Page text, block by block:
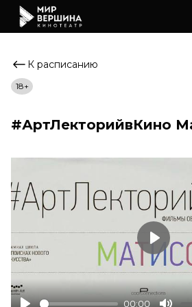
К расписанию
#АртЛекторийвКино
18+
00:00
Play